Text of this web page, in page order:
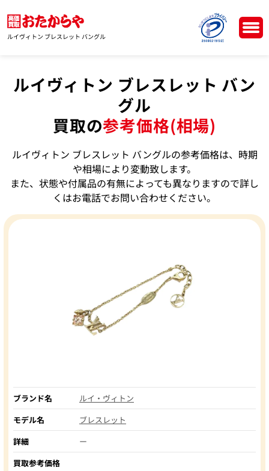
ルイヴィトン ブレスレット バングル
ルイヴィトン ブレスレット バン
グル
買取の参考価格(相場)
ルイヴィトン ブレスレット バングルの参考価格は、時期
や相場により変動致します。
また、状態や付属品の有無によっても異なりますので詳し
くはお電話でお問い合わせください。
ブランド名
ルイ・ヴィトン
モデル名
ブレスレット
詳細
ー
買取参考価格